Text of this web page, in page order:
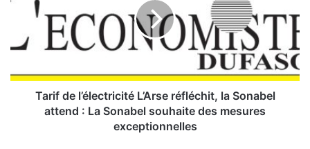
e
’
Tarif de l’électricité L’Arse réfléchit, la Sonabel
attend : La Sonabel souhaite des mesures
exceptionnelles